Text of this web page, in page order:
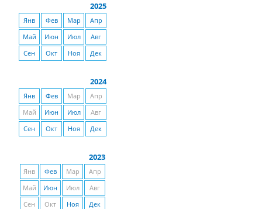
2025
Янв Фев Мар
Апр
Май
Июн Июл
Авг
Сен
Окт Ноя Дек
2024
Янв Фев Мар
Апр
Май
Июн Июл
Авг
Сен
Окт Ноя Дек
2023
Янв Фев Мар
Апр
Май
Июн Июл
Авг
Сен
Окт Ноя Дек